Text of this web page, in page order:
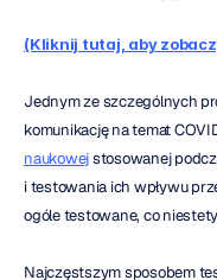
(Kliknij tutaj, aby
Jednym ze szczególnych
komunikację na temat
naukowej stosowanej
i testowania ich wpływu
ogóle testowane, co
Najczęstszym sposobem